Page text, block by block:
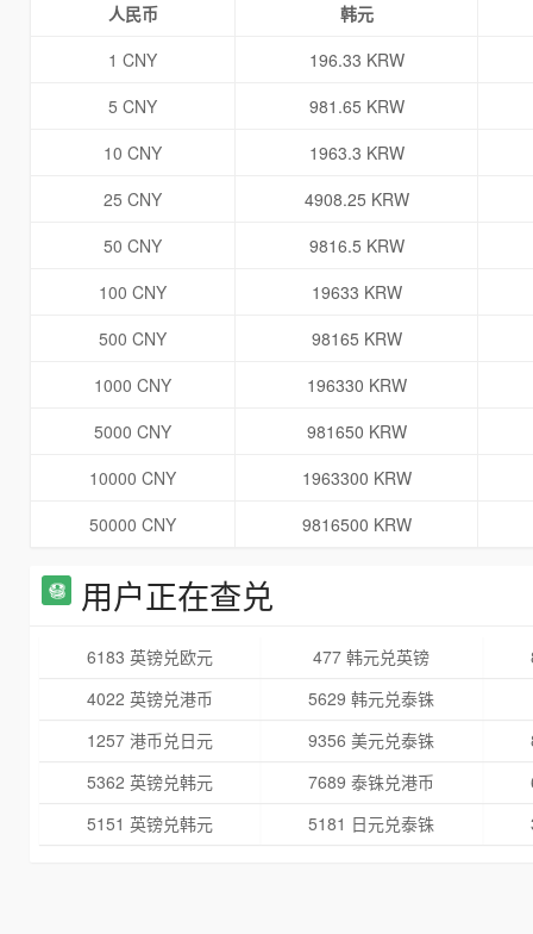
人民币
韩元
1 CNY
196.33 KRW
5 CNY
981.65 KRW
10 CNY
1963.3 KRW
25 CNY
4908.25 KRW
50 CNY
9816.5 KRW
100 CNY
19633 KRW
500 CNY
98165 KRW
1000 CNY
196330 KRW
5000 CNY
981650 KRW
10000 CNY
1963300 KRW
50000 CNY
9816500 KRW
用户正在查兑
6183 英镑兑欧元 477 韩元兑英镑
4022 英镑兑港币
5629 韩元兑泰铢
1257 港币兑日元
9356 美元兑泰铢
5362 英镑兑韩元
7689 泰铢兑港币
5151 英镑兑韩元
5181 日元兑泰铢